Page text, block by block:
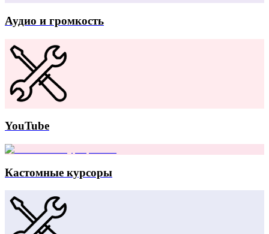
Аудио и громкость
YouTube
Кастомные курсоры